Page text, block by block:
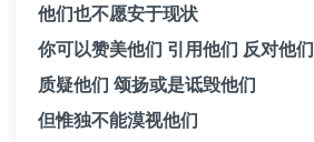
他们也不愿安于现状
你可以赞美他们 引用他们 反对他们
质疑他们 颂扬或是诋毁他们
但惟独不能漠视他们